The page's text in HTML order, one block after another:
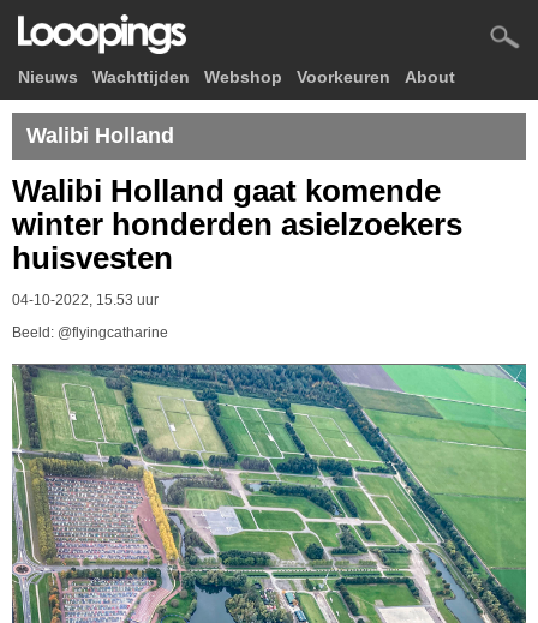
Nieuws Wachttijden Webshop Voorkeuren About
Walibi Holland
Walibi Holland gaat komende
winter honderden asielzoekers
huisvesten
04-10-2022, 15.53 uur
Beeld: @flyingcatharine